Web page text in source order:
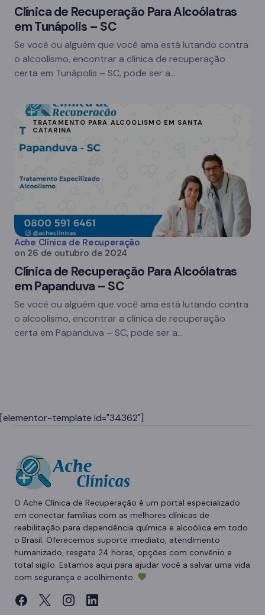
Clínica de Recuperação Para Alcoólatras
em Tunápolis – SC
Se você ou alguém que você ama está lutando contra
o alcoolismo, encontrar a clínica de recuperação
certa em Tunápolis – SC, pode ser a…
TRATAMENTO PARA ALCOOLISMO EM SANTA
CATARINA
Ache Clínica de Recuperação
on 26 de outubro de 2024
Clínica de Recuperação Para Alcoólatras
em Papanduva – SC
Se você ou alguém que você ama está lutando contra
o alcoolismo, encontrar a clínica de recuperação
certa em Papanduva – SC, pode ser a…
[elementor-template id="34362"]
O Ache Clínica de Recuperação é um portal especializado
em conectar famílias com as melhores clínicas de
reabilitação para dependência química e alcoólica em todo
o Brasil. Oferecemos suporte imediato, atendimento
humanizado, resgate 24 horas, opções com convênio e
total sigilo. Estamos aqui para ajudar você a salvar uma vida
com segurança e acolhimento.